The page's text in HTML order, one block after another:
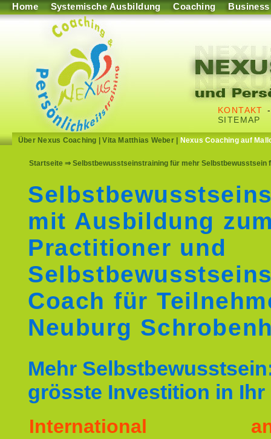
Home Systemische Ausbildung Coaching Business
KONTAKT
SITEMAP
Über Nexus Coaching |Vita Matthias Weber| Nexus Coaching auf
Startseite ⇒ Selbstbewusstseinstraining für mehr Selbstbewusstsein
mit Ausbildung
Practitioner und
Coach für
Neuburg
Mehr
grösste Investition in Ihr
International